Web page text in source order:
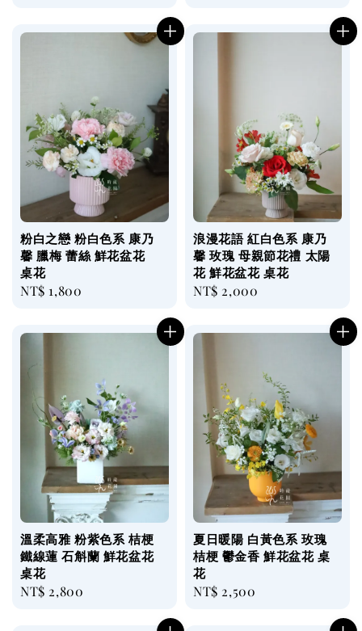
粉白之戀 粉白色系 康乃
馨 臘梅 蕾絲 鮮花盆花
桌花
Regular
NT$ 1,800
浪漫花語 紅白色系 康乃
馨 玫瑰 母親節花禮 太陽
花 鮮花盆花 桌花
Regular
NT$ 2,000
溫柔高雅 粉紫色系 桔梗
鐵線蓮 石斛蘭 鮮花盆花
桌花
Regular
NT$ 2,800
夏日暖陽 白黃色系 玫瑰
桔梗 鬱金香 鮮花盆花 桌
花
Regular
NT$ 2,500